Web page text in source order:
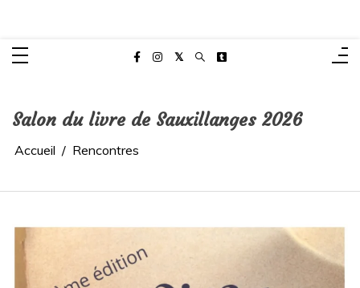
Salon du livre de Sauxillanges 2026
Accueil Rencontres